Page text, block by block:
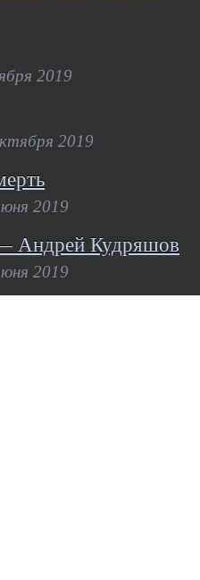
2019
2019
2019
Андрей Кудряшов
2019